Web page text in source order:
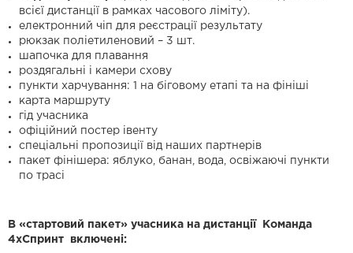
всієї дистанції в рамках часового ліміту).
електронний чіп для реєстрації результату
рюкзак поліетиленовий – 3 шт.
шапочка для плавання
роздягальні і камери схову
пункти харчування: 1 на біговому етапі та на фініші
карта маршруту
гід учасника
офіційний постер івенту
спеціальні пропозиції від наших партнерів
пакет фінішера: яблуко, банан, вода, освіжаючі пункти
по трасі
В «стартовий пакет» учасника на дистанції Команда
4хСпринт включені: